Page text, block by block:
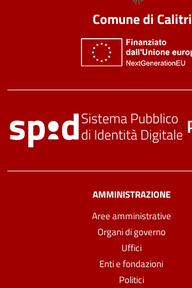
Comune di Calitri
AMMINISTRAZIONE
Aree amministrative
Organi di governo
Uffici
Enti e fondazioni
Politici